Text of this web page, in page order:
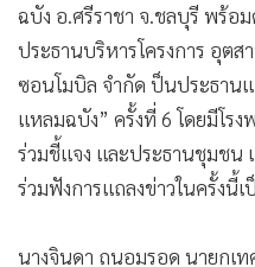
• อาชญากรรม
• Motoring
• เกม
• วิทยาศาสตร์
• SMEs
อินโดจีน
ฉบัง อ.ศรีราชา จ.ชลบุรี พร้อ
ประธานบริหารโครงการ อุต
ซอนโมบิล จำกัด ป็นประธาน
แหลมฉบัง” ครั้งที่ 6 โดยมีโร
ร่วมชี้แจง และประธานชุมช
ร่วมฟังการแถลงข่าวในครั้งนี้
นางจินดา ถนอมรอด นายกเ